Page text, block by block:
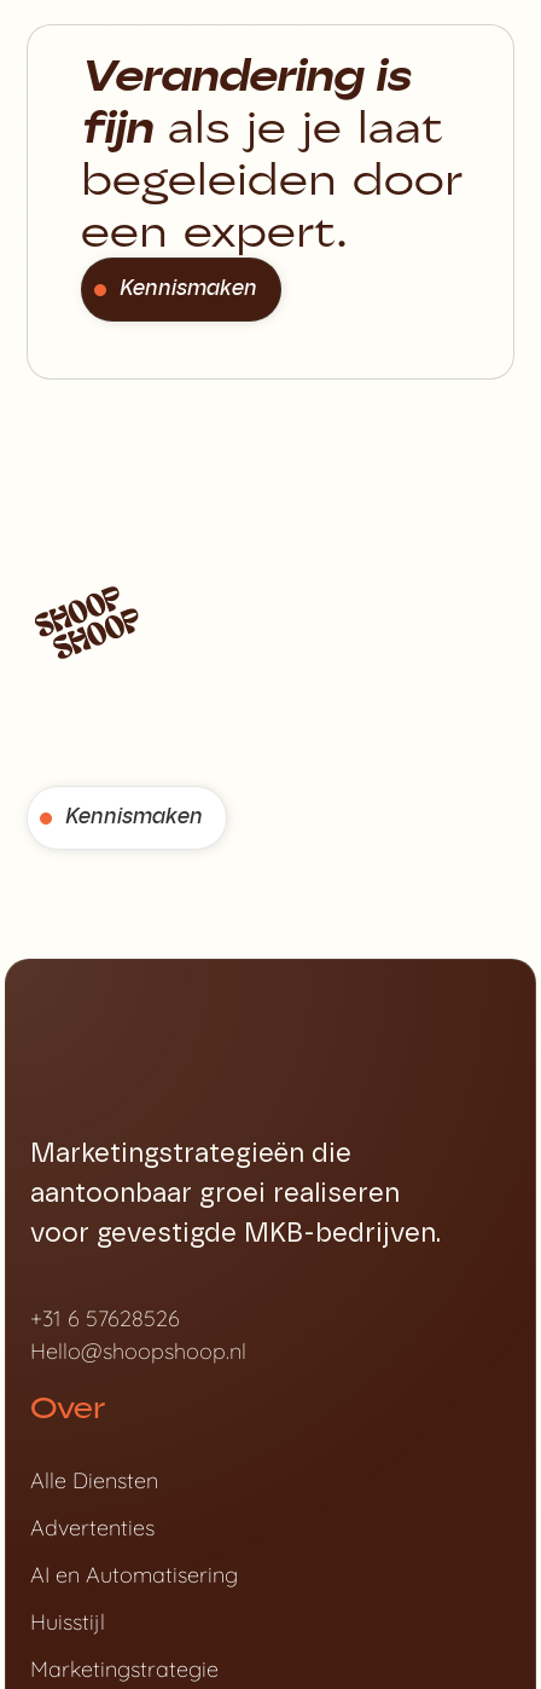
Verandering is
fijnals je je laat
begeleiden door
een expert.
Kennismaken
Kennismaken
Marketingstrategieën die
aantoonbaar groei realiseren
voor gevestigde MKB-bedrijven.
+31 6 57628526
Hello@shoopshoop.nl
Over
Alle Diensten
Advertenties
AI en Automatisering
Huisstijl
Marketingstrategie